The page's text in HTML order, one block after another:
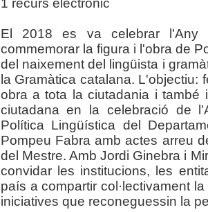
1 recurs electrònic
El 2018 es va celebrar l'Any
commemorar la figura i l'obra de
del naixement del lingüista i
la Gramàtica catalana. L'objectiu:
obra a tota la ciutadania i també
ciutadana en la celebració de
Política Lingüística del
Pompeu Fabra amb actes arreu
del Mestre. Amb Jordi Ginebra i
convidar les institucions, les
país a compartir col·lectivament
iniciatives que reconeguessin la